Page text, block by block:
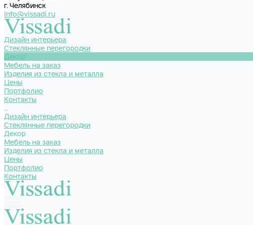
г. Челябинск
info@vissadi.ru
Дизайн интерьера
Стеклянные перегородки
Декор
Мебель на заказ
Изделия из стекла и металла
Цены
Портфолио
Контакты
...
Дизайн интерьера
Стеклянные перегородки
Декор
Мебель на заказ
Изделия из стекла и металла
Цены
Портфолио
Контакты